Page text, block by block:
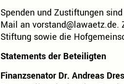
Spenden und Zustiftungen
Mail an vorstand@lawaetz.de.
Stiftung sowie die
Statements der Beteiligten
Finanzsenator Dr. Andreas